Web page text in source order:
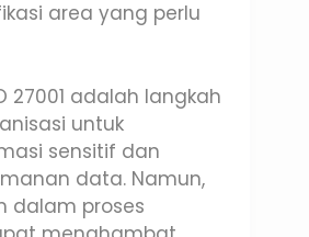
area yang perlu
27001 adalah langkah
untuk
sensitif dan
data. Namun,
dalam proses